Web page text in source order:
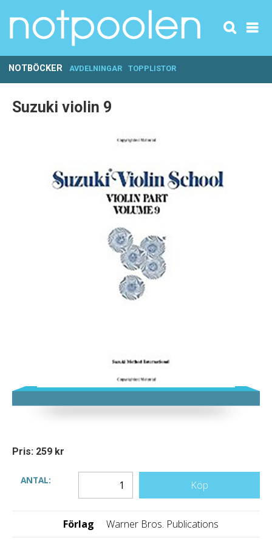
NOTBÖCKER AVDELNINGAR TOPPLISTOR
Suzuki violin 9
Pris: 259 kr
ANTAL: Köp
Förlag
Warner Bros. Publications